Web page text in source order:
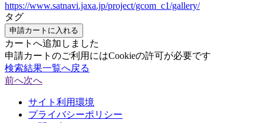
https://www.satnavi.jaxa.jp/project/gcom_c1/gallery/
タグ
申請カートに入れる
カートへ追加しました
申請カートのご利用にはCookieの許可が必要です
検索結果一覧へ戻る
前へ次へ
サイト利用環境
プライバシーポリシー